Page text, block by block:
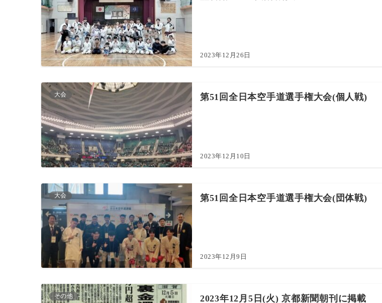
2023年12月26日
大会 第51回全日本空手道選手権大会(個人戦)
2023年12月10日
大会 第51回全日本空手道選手権大会(団体戦)
2023年12月9日
その他 2023年12月5日(火) 京都新聞朝刊に掲載